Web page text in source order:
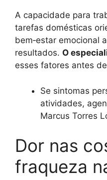
A capacidade para
tarefas domésticas
bem‑estar emocional
resultados. O
esses fatores antes
Se sintomas
atividades,
Marcus Torres
Dor nas
fraqueza